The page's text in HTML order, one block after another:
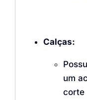
Calças:
um
corte